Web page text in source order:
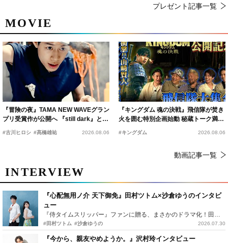
MOVIE
『冒険の夜』TAMA NEW WAVEグラン
プリ受賞作が公開へ 『still dark』と同
時上映決定
#古川ヒロシ #髙橋雄祐 2026.08.06
『キングダム 魂の決戦』飛信隊が焚き
火を囲む特別企画始動 秘蔵トーク満載
の“キングダムキャンプ”開催
#キングダム 2026.08.06
動画記事一覧
INTERVIEW
『心配無用ノ介 天下御免』田村ツトム×沙倉ゆうのインタビ
ュー
『侍タイムスリッパー』ファンに贈る、まさかのドラマ化！田村ツトム×沙倉ゆうのが語る『心配無用ノ介』撮影秘話
#田村ツトム #沙倉ゆうの 2026.07.30
『今から、親友やめようか。』沢村玲インタビュー
プレゼント記事一覧